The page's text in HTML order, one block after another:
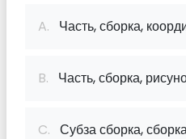
A. Часть, сборка,
B. Часть, сборка,
C. Субза сборка,